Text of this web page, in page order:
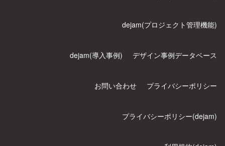
dejam(プロジェクト管理機能)
dejam(導入事例) デザイン事例データベース
お問い合わせ プライバシーポリシー
プライバシーポリシー(dejam)